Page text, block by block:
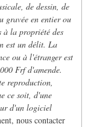
de dessin, de
gravée en entier ou
à la propriété des
est un délit. La
ou à l'étranger est
Frf d'amende.
reproduction,
ce soit, d'une
d'un logiciel
nous contacter